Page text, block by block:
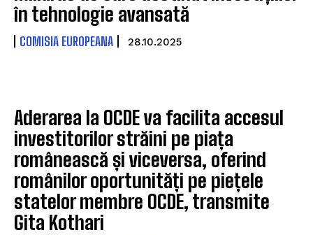
în tehnologie avansată
COMISIA EUROPEANA 28.10.2025
Aderarea la OCDE va facilita accesul
investitorilor străini pe piața
românească și viceversa, oferind
românilor oportunități pe piețele
statelor membre OCDE, transmite
Gita Kothari